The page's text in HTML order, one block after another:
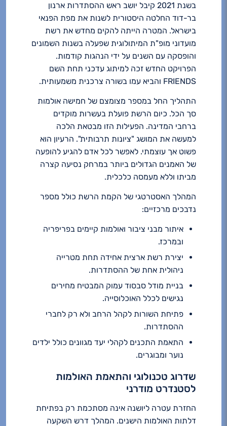
בשנת 2021 קיבל יושב ראש ההסתדרות ארנון
בר-דוד החלטה היסטורית לשנות את מפת הפנאי
בישראל. המטרה הייתה להקים מחדש את רשת
מועדוני מופ"ת המיתולוגית שפעלה בשנות השמונים
והופסקה עם השנים על ידי הנהגות קודמות.
הפרויקט החדש זכה למיתוג עדכני תחת השם
FRIENDS והביא עמו בשורה צרכנית משמעותית.
התהליך החל במספר מצומצם של חמישה אולמות
סך הכל. כיום הרשת פועלת בעשרות מוקדים
ברחבי המדינה. הפעילות הזו מבטאת הלכה
למעשה את המושג "ציונות תרבותית". הרעיון הוא
פשוט אך עוצמתי. לאפשר לכל אדם להגיע להופעה
של האמנים הגדולים ביותר במרחק נסיעה קצרה
מביתו וללא מעמסה כלכלית.
המהלך האסטרטגי של הקמת הרשת כולל מספר
נדבכים מרכזיים:
איתור מבני ציבור ואולמות קיימים בפריפריה
ובמרכז.
יצירת רשת ארצית אחידה תחת מטרייה
ניהולית אחת של ההסתדרות.
בניית מודל סבסוד עמוק המבטיח מחירים
נגישים לכלל האוכלוסייה.
פתיחת השורות לקהל הרחב ולא רק לחברי
ההסתדרות.
התאמת התכנים לקהלי יעד מגוונים כולל ילדים
נוער ומבוגרים.
שדרוג טכנולוגי והתאמת האולמות
לסטנדרט מודרני
החזרת עטרה ליושנה אינה מסתכמת רק בפתיחת
דלתות האולמות הישנים. המהלך דרש השקעה